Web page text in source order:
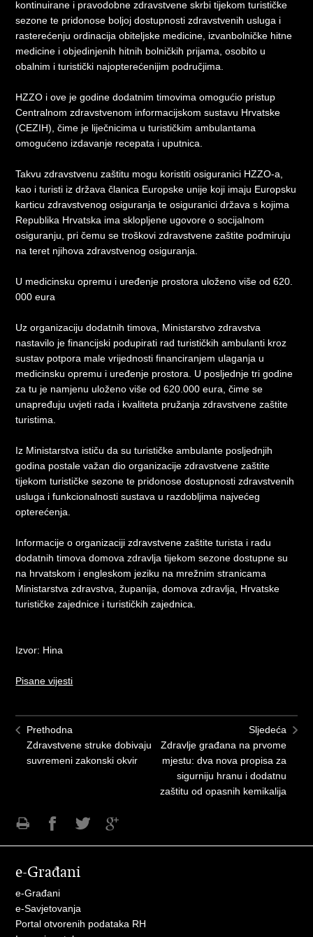
kontinuirane i pravodobne zdravstvene skrbi tijekom turističke
sezone te pridonose boljoj dostupnosti zdravstvenih usluga i
rasterećenju ordinacija obiteljske medicine, izvanbolničke hitne
medicine i objedinjenih hitnih bolničkih prijama, osobito u
obalnim i turistički najopterećenijim područjima.
HZZO i ove je godine dodatnim timovima omogućio pristup
Centralnom zdravstvenom informacijskom sustavu Hrvatske
(CEZIH), čime je liječnicima u turističkim ambulantama
omogućeno izdavanje recepata i uputnica.
Takvu zdravstvenu zaštitu mogu koristiti osiguranici HZZO-a,
kao i turisti iz država članica Europske unije koji imaju Europsku
karticu zdravstvenog osiguranja te osiguranici država s kojima
Republika Hrvatska ima sklopljene ugovore o socijalnom
osiguranju, pri čemu se troškovi zdravstvene zaštite podmiruju
na teret njihova zdravstvenog osiguranja.
U medicinsku opremu i uređenje prostora uloženo više od 620.
000 eura
Uz organizaciju dodatnih timova, Ministarstvo zdravstva
nastavilo je financijski podupirati rad turističkih ambulanti kroz
sustav potpora male vrijednosti financiranjem ulaganja u
medicinsku opremu i uređenje prostora. U posljednje tri godine
za tu je namjenu uloženo više od 620.000 eura, čime se
unapređuju uvjeti rada i kvaliteta pružanja zdravstvene zaštite
turistima.
Iz Ministarstva ističu da su turističke ambulante posljednjih
godina postale važan dio organizacije zdravstvene zaštite
tijekom turističke sezone te pridonose dostupnosti zdravstvenih
usluga i funkcionalnosti sustava u razdobljima najvećeg
opterećenja.
Informacije o organizaciji zdravstvene zaštite turista i radu
dodatnih timova domova zdravlja tijekom sezone dostupne su
na hrvatskom i engleskom jeziku na mrežnim stranicama
Ministarstva zdravstva, županija, domova zdravlja, Hrvatske
turističke zajednice i turističkih zajednica.
Izvor: Hina
Pisane vijesti
Prethodna
Zdravstvene struke dobivaju
suvremeni zakonski okvir
Sljedeća
Zdravlje građana na prvome
mjestu: dva nova propisa za
sigurniju hranu i dodatnu
zaštitu od opasnih kemikalija
FacebookuTwitteru
e-Građani
e-Građani
e-Savjetovanja
Portal otvorenih podataka RH